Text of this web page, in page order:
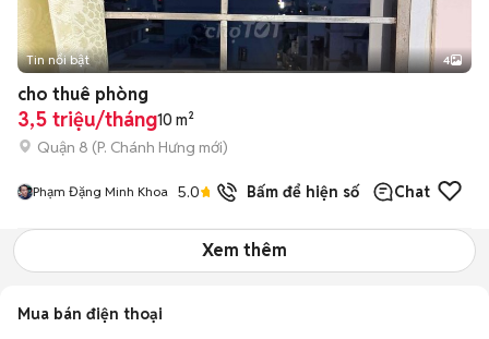
Tin nổi bật 4
cho thuê phòng
3,5 triệu/tháng10 m²
Quận 8 (P. Chánh Hưng mới)
Phạm Đặng Minh Khoa 5.0 22đã bán
Bấm để hiện số Chat
Xem thêm
Mua bán điện thoại